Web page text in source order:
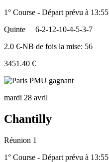
1° Course - Départ prévu à 13:55
Quinte
6-2-12-10-4-5-3-7
2.0 €-NB de fois la mise: 56
3451.40 €
mardi 28 avril
Chantilly
Réunion 1
1° Course - Départ prévu à 13:55